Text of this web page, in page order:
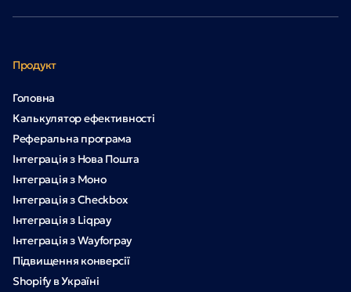
Продукт
Головна
Калькулятор ефективності
Реферальна програма
Інтеграція з Нова Пошта
Інтеграція з Моно
Інтеграція з Checkbox
Інтеграція з Liqpay
Інтеграція з Wayforpay
Підвищення конверсії
Shopify в Україні